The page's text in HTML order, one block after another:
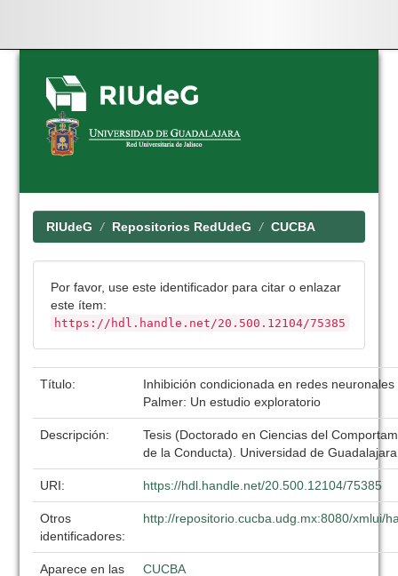
Skip
navigation
RIUdeG Repositorios RedUdeG CUCBA
Por favor, use este identificador para citar o enlazar
este ítem:
https://hdl.handle.net/20.500.12104/75385
Título:
Inhibición condicionada en redes
Palmer: Un estudio exploratorio
Descripción:
Tesis (Doctorado en Ciencias del
de la Conducta). Universidad de
URI: https://hdl.handle.net/20.500.12104/75385
Otros
identificadores:
http://repositorio.cucba.udg.mx:8080/xmlui/
Aparece en las
CUCBA